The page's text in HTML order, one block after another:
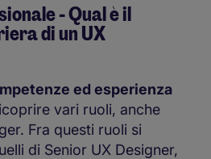
- Qual è il
di un UX
ed esperienza
vari ruoli, anche
Fra questi ruoli si
di Senior UX Designer,